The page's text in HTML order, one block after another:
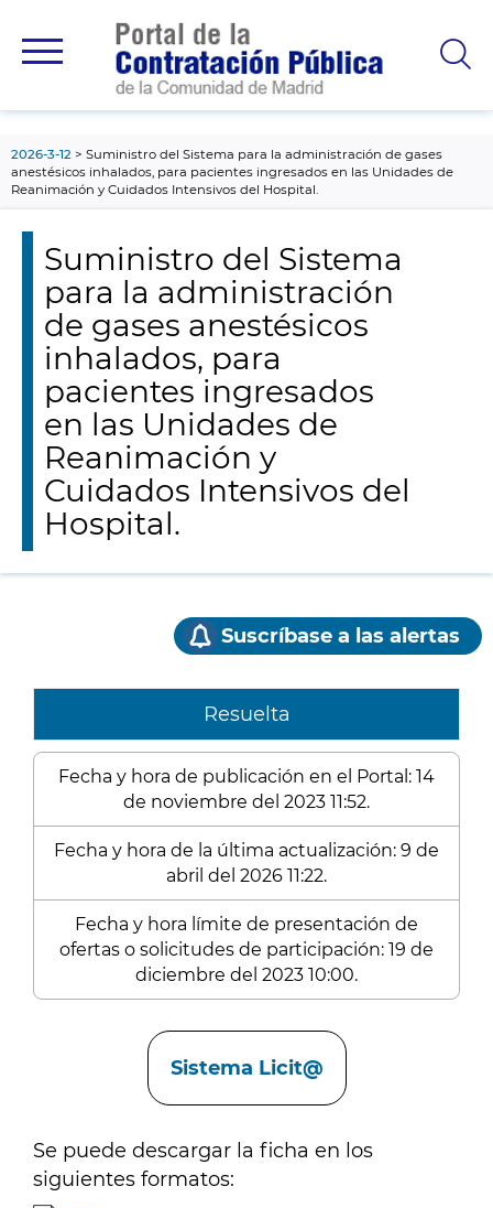
principal
2026-3-12
Suministro del Sistema para la administración de gases
anestésicos inhalados, para pacientes ingresados en las Unidades de
Reanimación y Cuidados Intensivos del Hospital.
Suministro del Sistema
para la administración
de gases anestésicos
inhalados, para
pacientes ingresados
en las Unidades de
Reanimación y
Cuidados Intensivos del
Hospital.
Suscríbase a las alertas
Resuelta
Fecha y hora de publicación en el Portal: 14
de noviembre del 2023 11:52.
Fecha y hora de la última actualización: 9 de
abril del 2026 11:22.
Fecha y hora límite de presentación de
ofertas o solicitudes de participación: 19 de
diciembre del 2023 10:00.
Sistema Licit@
Se puede descargar la ficha en los
siguientes formatos: